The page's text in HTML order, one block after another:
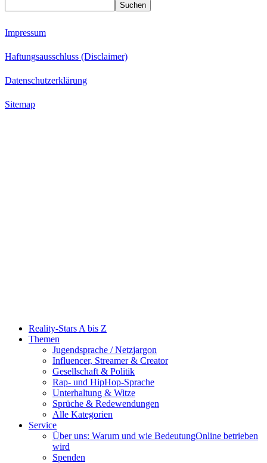
Suchen
Impressum
Haftungsausschluss (Disclaimer)
Datenschutzerklärung
Sitemap
Reality-Stars A bis Z
Themen
Jugendsprache / Netzjargon
Influencer, Streamer & Creator
Gesellschaft & Politik
Rap- und HipHop-Sprache
Unterhaltung & Witze
Sprüche & Redewendungen
Alle Kategorien
Service
Über uns: Warum und wie BedeutungOnline betrieben
wird
Spenden